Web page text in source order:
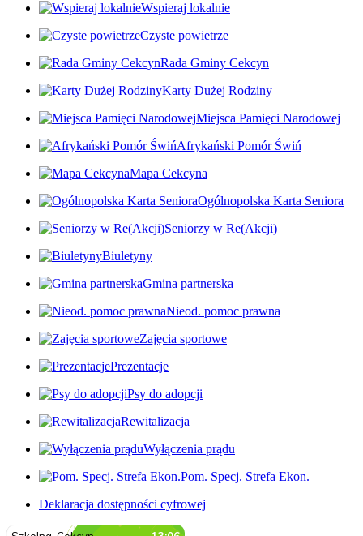
Wspieraj lokalnie
Czyste powietrze
Rada Gminy Cekcyn
Karty Dużej Rodziny
Miejsca Pamięci Narodowej
Afrykański Pomór Świń
Mapa Cekcyna
Ogólnopolska Karta Seniora
Seniorzy w Re(Akcji)
Biuletyny
Gmina partnerska
Nieod. pomoc prawna
Zajęcia sportowe
Prezentacje
Psy do adopcji
Rewitalizacja
Wyłączenia prądu
Pom. Specj. Strefa Ekon.
Deklaracja dostępności cyfrowej